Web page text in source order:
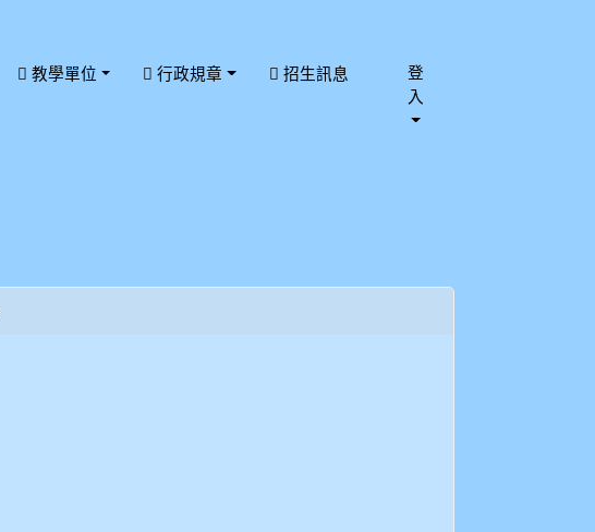
教學單位 行政規章 招生訊息
登
入